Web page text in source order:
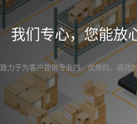
我们专心，您能放
力于为客户提供专业的、优质的、高效